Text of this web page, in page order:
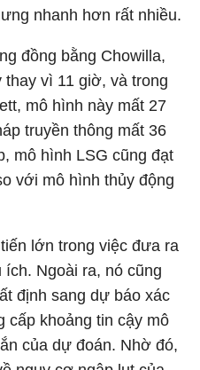
nhanh hơn rất nhiều.
đồng bằng Chowilla,
vì 11 giờ, và trong
mô hình này mất 27
truyền thông mất 36
mô hình LSG cũng đạt
với mô hình thủy động
lớn trong việc đưa ra
Ngoài ra, nó cũng
định sang dự báo xác
cấp khoảng tin cậy mô
của dự đoán. Nhờ đó,